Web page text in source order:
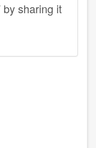
sharing it